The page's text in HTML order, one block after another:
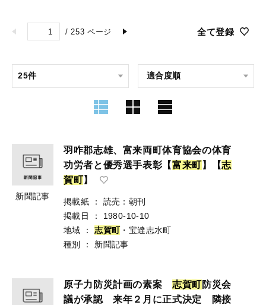
/ 253 ページ 全て登録
新聞記事
羽咋郡志雄、富来両町体育協会の体育
功労者と優秀選手表彰【富来町】【志
賀町】
掲載紙 ：
読売：朝刊
掲載日
：
1980-10-10
地域
： 志賀町・宝達志水町
種別
： 新聞記事
原子力防災計画の素案志賀町防災会
議が承認 来年２月に正式決定 隣接